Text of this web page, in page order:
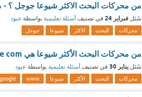
من محركات البحث الاكثر شيوعا جوجل ؟ -
سُئل فبراير 24 في تصنيف أسئلة تعليمية بواسطة عبود
محركات البحث الاكثر شيوعا جوجل
من محركات البحث الأكثر شيوعا هي www google com - مع الشرح
سُئل يناير 30 في تصنيف أسئلة تعليمية بواسطة عبود
محركات البحث الأكثر شيوعا www
google